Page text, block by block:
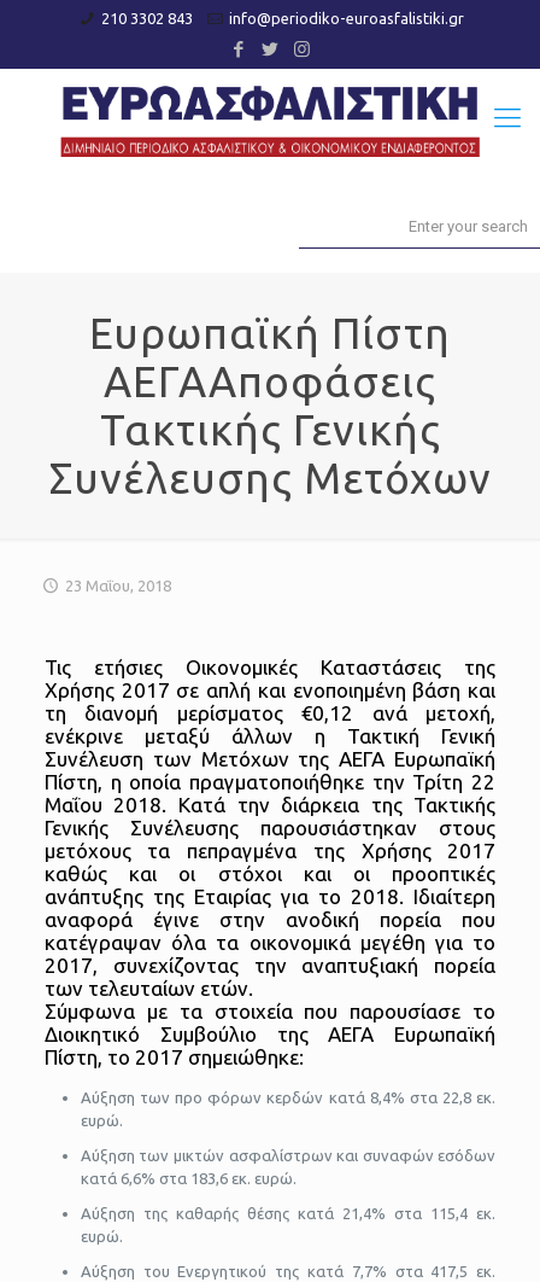
210 3302 843 info@periodiko-euroasfalistiki.gr
Ευρωπαϊκή Πίστη
ΑΕΓΑΑποφάσεις
Τακτικής Γενικής
Συνέλευσης Μετόχων
23 Μαΐου, 2018
Τις ετήσιες Οικονομικές Καταστάσεις της
Χρήσης 2017 σε απλή και ενοποιημένη βάση και
τη διανομή μερίσματος €0,12 ανά μετοχή,
ενέκρινε μεταξύ άλλων η Τακτική Γενική
Συνέλευση των Μετόχων της ΑΕΓΑ Ευρωπαϊκή
Πίστη, η οποία πραγματοποιήθηκε την Τρίτη 22
Μαΐου 2018. Κατά την διάρκεια της Τακτικής
Γενικής Συνέλευσης παρουσιάστηκαν στους
μετόχους τα πεπραγμένα της Χρήσης 2017
καθώς και οι στόχοι και οι προοπτικές
ανάπτυξης της Εταιρίας για το 2018. Ιδιαίτερη
αναφορά έγινε στην ανοδική πορεία που
κατέγραψαν όλα τα οικονομικά μεγέθη για το
2017, συνεχίζοντας την αναπτυξιακή πορεία
των τελευταίων ετών.
Σύμφωνα με τα στοιχεία που παρουσίασε το
Διοικητικό Συμβούλιο της ΑΕΓΑ Ευρωπαϊκή
Πίστη, το 2017 σημειώθηκε:
Αύξηση των προ φόρων κερδών κατά 8,4% στα 22,8 εκ.
ευρώ.
Αύξηση των μικτών ασφαλίστρων και συναφών εσόδων
κατά 6,6% στα 183,6 εκ. ευρώ.
Αύξηση της καθαρής θέσης κατά 21,4% στα 115,4 εκ.
ευρώ.
Αύξηση του Ενεργητικού της κατά 7,7% στα 417,5 εκ.